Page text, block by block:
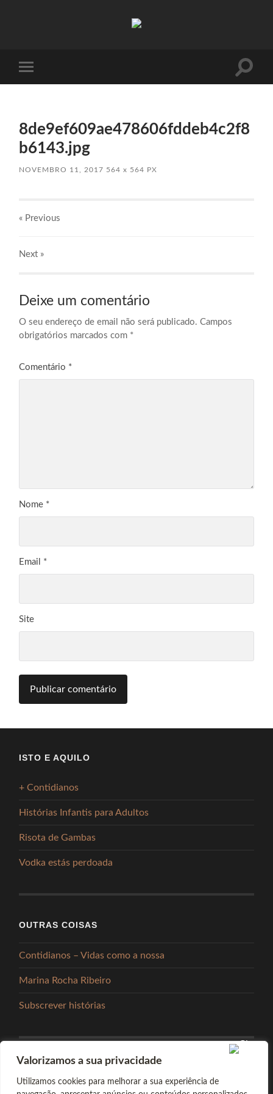
Valorizamos a sua privacidade
Utilizamos cookies para melhorar a sua experiência de
mobile
Toggle
8de9ef609ae478606fddeb4c2f8
b6143.jpg
NOVEMBRO 11, 2017 564x 564 PX
« Previous
Next »
Deixe um comentário
O seu endereço de email não será publicado. Campos
obrigatórios marcados com *
Comentário *
Nome *
Email *
Site
ISTO E AQUILO
+ Contidianos
Histórias Infantis para Adultos
Risota de Gambas
Vodka estás perdoada
OUTRAS COISAS
Contidianos – Vidas como a nossa
Marina Rocha Ribeiro
Subscrever histórias